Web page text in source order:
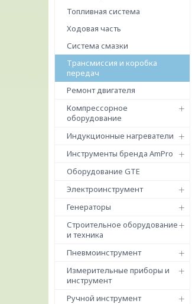
Топливная система
Ходовая часть
Система смазки
Трансмиссия и коробка
передач
Ремонт двигателя
Компрессорное
оборудование
Индукционные нагреватели
Инструменты бренда AmPro
Оборудование GTE
Электроинструмент
Генераторы
Строительное оборудование
и техника
Пневмоинструмент
Измерительные приборы и
инструмент
Ручной инструмент